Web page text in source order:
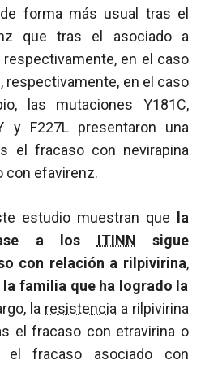
forma más usual tras el
que tras el asociado a
respectivamente, en el caso
respectivamente, en el caso
las mutaciones Y181C,
y F227L presentaron una
el fracaso con nevirapina
con efavirenz.
estudio muestran que
la
a los ITINN sigue
con relación a rilpivirina,
familia que ha logrado la
la resistencia a rilpivirina
el fracaso con etravirina o
el fracaso asociado con